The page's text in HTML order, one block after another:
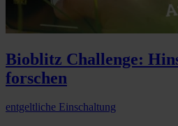
Bioblitz Challenge:
forschen
entgeltliche Einschaltung